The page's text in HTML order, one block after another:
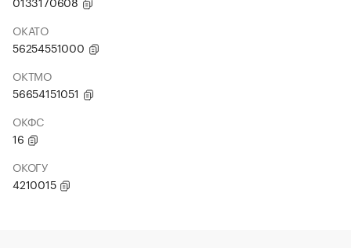
ОКАТО
56254551000
ОКТМО
56654151051
ОКФС
16
ОКОГУ
4210015